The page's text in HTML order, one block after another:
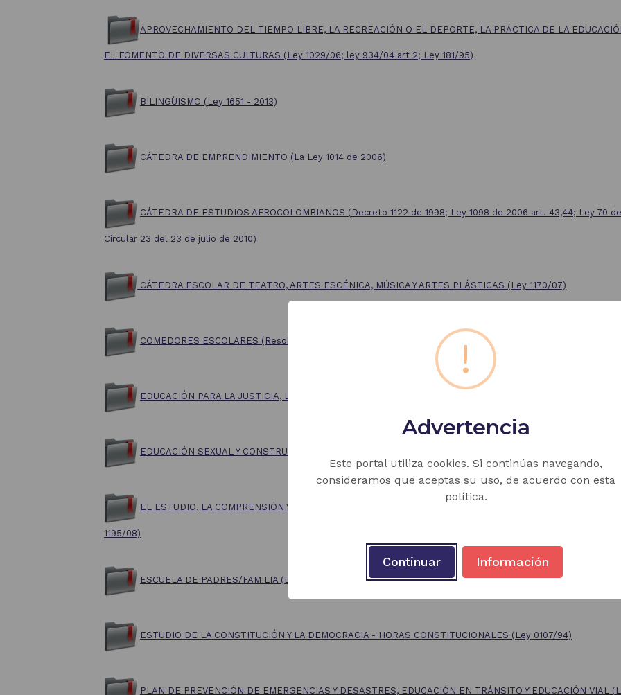
APROVECHAMIENTO DEL TIEMPO LIBRE, LA RECREACIÓN O EL DEPORTE, LA PRÁCTICA DE LA
EL FOMENTO DE DIVERSAS CULTURAS (Ley 1029/06; ley 934/04 art 2; Ley 181/95)
BILINGÜISMO (Ley 1651 - 2013)
CÁTEDRA DE EMPRENDIMIENTO (La Ley 1014 de 2006)
CÁTEDRA DE ESTUDIOS AFROCOLOMBIANOS (Decreto 1122 de 1998; Ley 1098 de 2006 art. 43,44; Ley 70
Circular 23 del 23 de julio de 2010)
CÁTEDRA ESCOLAR DE TEATRO, ARTES ESCÉNICA, MÚSICA Y ARTES PLÁSTICAS (Ley 1170/07)
COMEDORES ESCOLARES (Resolución 335 del 23 de diciembre de 2021)
EDUCACIÓN PARA LA JUSTICIA, LA PAZ, LA DEMOCRACIA, LA SOLIDARIDAD
EDUCACIÓN SEXUAL Y CONSTRUCCIÓN DE LA CIUDADANÍA
EL ESTUDIO, LA COMPRENSIÓN Y LA PRÁCTICA DE LA CONSTITUCIÓN Y LA INSTRUCCIÓN CÍVICA (Ley
1195/08)
ESCUELA DE PADRES/FAMILIA (Ley 2025 de 2020)
ESTUDIO DE LA CONSTITUCIÓN Y LA DEMOCRACIA - HORAS CONSTITUCIONALES (Ley 0107/94)
PLAN DE PREVENCIÓN DE EMERGENCIAS Y DESASTRES, EDUCACIÓN EN TRÁNSITO Y EDUCACIÓN VIAL
!
Advertencia
Este portal utiliza cookies. Si continúas navegando,
consideramos que aceptas su uso, de acuerdo con esta
política.
Continuar Información